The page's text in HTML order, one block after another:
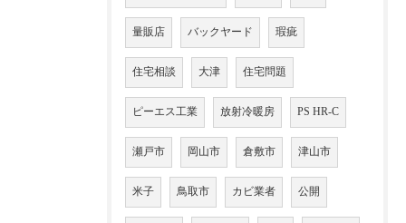
量販店 バックヤード 瑕疵
住宅相談 大津 住宅問題
ピーエス工業 放射冷暖房 PS HR-C
瀬戸市 岡山市 倉敷市 津山市
米子 鳥取市 カビ業者 公開